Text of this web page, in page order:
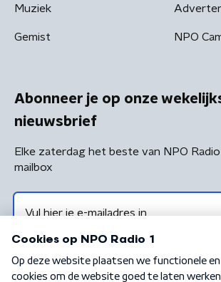
Muziek
Gemist NPO
Abonneer je op onze
nieuwsbrief
Elke zaterdag het beste van NPO
mailbox